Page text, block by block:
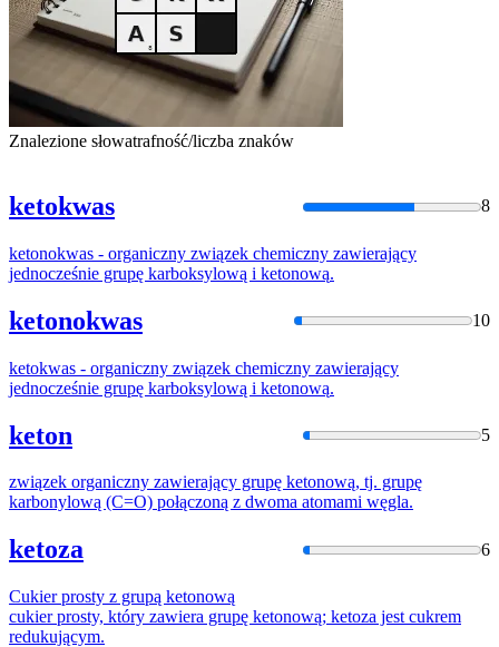
Znalezione słowatrafność/liczba znaków
ketokwas 8
ketonokwas - organiczny związek chemiczny zawierający
jednocześnie grupę karboksylową i ketonową.
ketonokwas 10
ketokwas - organiczny związek chemiczny zawierający
jednocześnie grupę karboksylową i ketonową.
keton 5
związek organiczny zawierający grupę ketonową, tj. grupę
karbonylową (C=O) połączoną z dwoma atomami węgla.
ketoza 6
Cukier prosty z grupą ketonową
cukier prosty, który zawiera grupę ketonową; ketoza jest cukrem
redukującym.